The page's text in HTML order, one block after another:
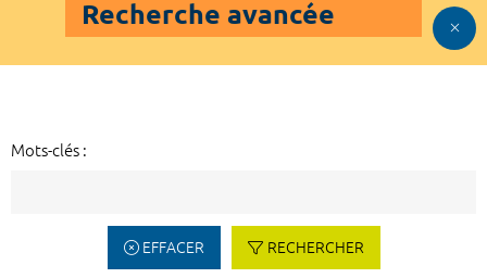
Recherche avancée
Mots-clés :
EFFACER RECHERCHER